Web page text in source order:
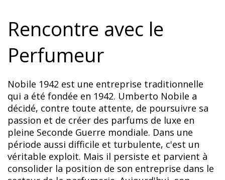
Rencontre avec le
Perfumeur
Nobile 1942 est une entreprise traditionnelle
qui a été fondée en 1942. Umberto Nobile a
décidé, contre toute attente, de poursuivre sa
passion et de créer des parfums de luxe en
pleine Seconde Guerre mondiale. Dans une
période aussi difficile et turbulente, c'est un
véritable exploit. Mais il persiste et parvient à
consolider la position de son entreprise dans le